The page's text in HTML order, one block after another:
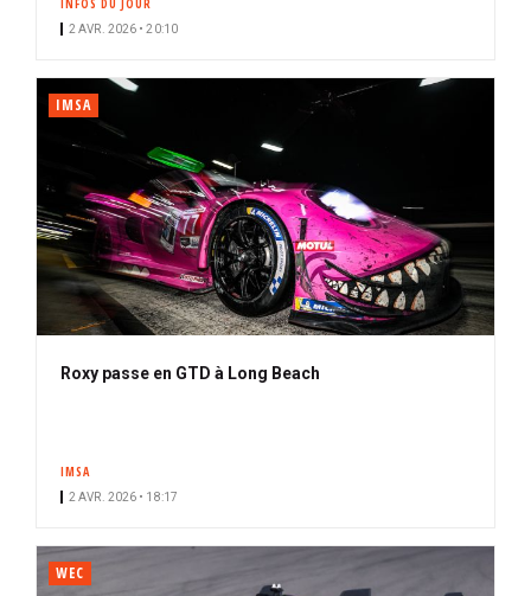
INFOS DU JOUR
2 AVR. 2026 • 20:10
IMSA
Roxy passe en GTD à Long Beach
IMSA
2 AVR. 2026 • 18:17
WEC